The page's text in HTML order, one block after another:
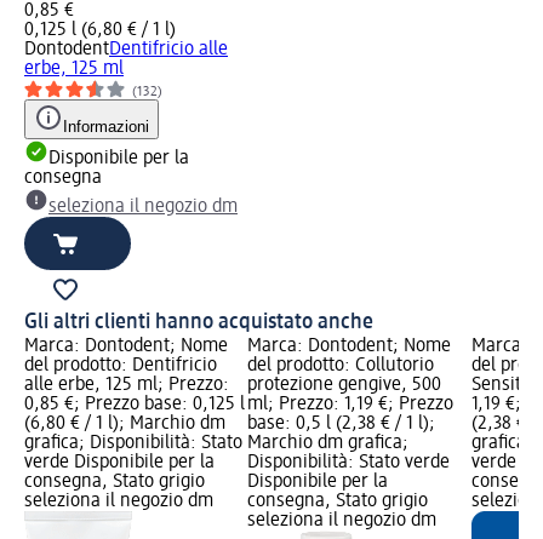
0,85 €
0,125 l (6,80 € / 1 l)
DontodentDentifricio alle
erbe, 125 ml
(132)
Informazioni
Disponibile per la
consegna
seleziona il negozio dm
Gli altri clienti hanno acquistato anche
Marca: Dontodent; Nome
del prodotto: Dentifricio
alle erbe, 125 ml; Prezzo:
0,85 €; Prezzo base: 0,125 l
(6,80 € / 1 l); Marchio dm
grafica; Disponibilità: Stato
verde Disponibile per la
consegna, Stato grigio
seleziona il negozio dm
Marca: Dontodent; Nome
del prodotto: Collutorio
protezione gengive, 500
ml; Prezzo: 1,19 €; Prezzo
base: 0,5 l (2,38 € / 1 l);
Marchio dm grafica;
Disponibilità: Stato verde
Disponibile per la
consegna, Stato grigio
seleziona il negozio dm
Marca:
del
1,19 €;
(2,38 € /
grafica;
verde